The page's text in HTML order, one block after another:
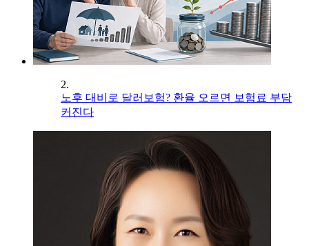
2.
노후 대비로 달러보험? 환율 오르면 보험료 부담
커진다